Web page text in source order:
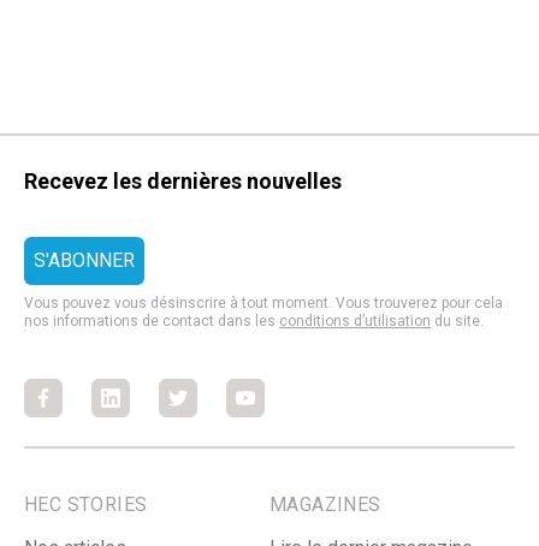
Recevez les dernières nouvelles
Vous pouvez vous désinscrire à tout moment. Vous trouverez pour cela
nos informations de contact dans les conditions d’utilisation du site.
FacebookFacebookFacebookFacebook
HEC STORIES
MAGAZINES